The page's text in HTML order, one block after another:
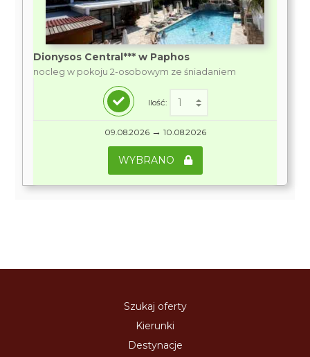
Dionysos Central*** w Paphos
nocleg w pokoju 2-osobowym ze śniadaniem
Ilość:
09.08.2026 → 10.08.2026
WYBRANO
Szukaj oferty
Kierunki
Destynacje